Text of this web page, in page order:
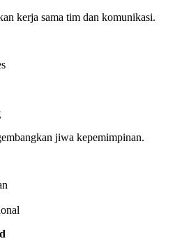
kerja sama tim dan komunikasi.
jiwa kepemimpinan.